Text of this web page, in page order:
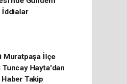
İddialar
Muratpaşa İlçe
Tuncay Hayta'dan
Takip